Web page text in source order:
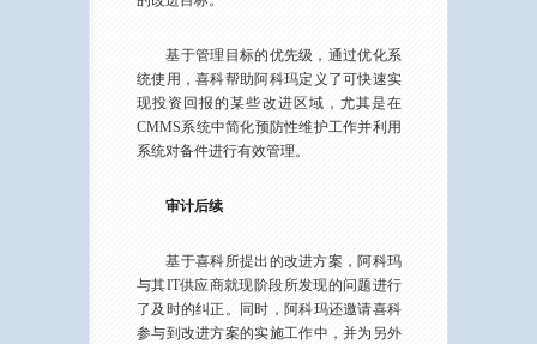
基于管理目标的优先级，通过优化系
统使用，喜科帮助阿科玛定义了可快速实
现投资回报的某些改进区域，尤其是在
CMMS系统中简化预防性维护工作并利用
系统对备件进行有效管理。
审计后续
基于喜科所提出的改进方案，阿科玛
与其IT供应商就现阶段所发现的问题进行
了及时的纠正。同时，阿科玛还邀请喜科
参与到改进方案的实施工作中，并为另外